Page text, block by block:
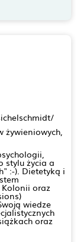
stylu życia a
:-). Dietetyką i
oraz
wiedze
oraz